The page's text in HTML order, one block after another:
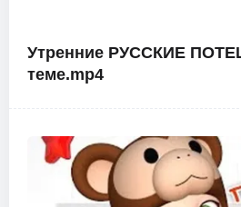
Утренние РУССКИЕ
теме.mp4